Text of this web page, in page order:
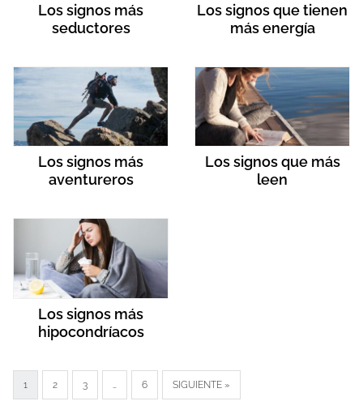
Los signos más
seductores
Los signos que tienen
más energía
Los signos más
aventureros
Los signos que más
leen
Los signos más
hipocondríacos
1 2 3 6 SIGUIENTE »